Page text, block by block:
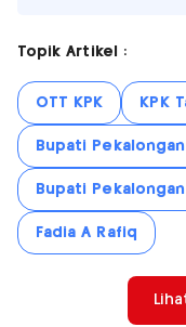
Topik Artikel :
OTT KPK KPK
Bupati
Bupati Pekalongan
Fadia A Rafiq